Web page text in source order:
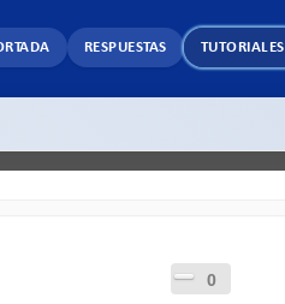
RESPUESTAS TUTORIALES
0